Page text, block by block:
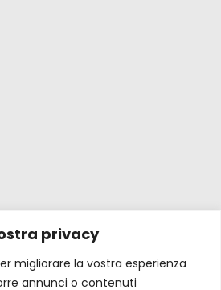
privacy
migliorare la vostra esperienza
annunci o contenuti
S.N.C
2,